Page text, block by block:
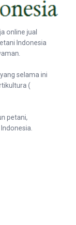
online jual
Indonesia
selama ini
(
petani,